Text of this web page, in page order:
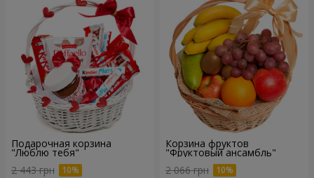
Подарочная корзина
"Люблю тебя"
2 443 грн
Корзина фруктов
"Фруктовый ансамбль"
2 066 грн